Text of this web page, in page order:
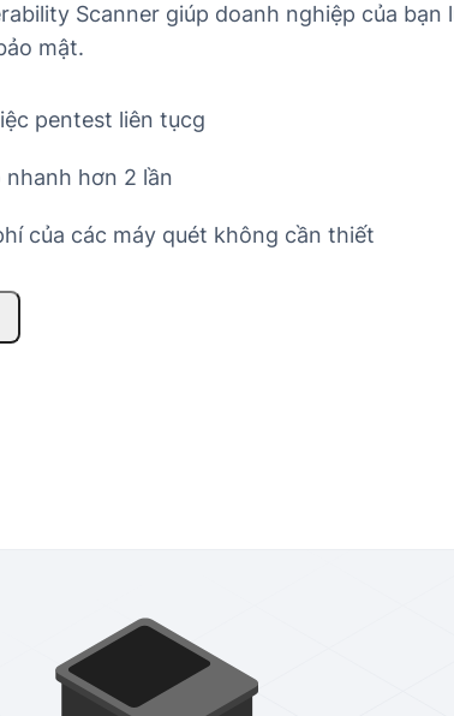
Scanner giúp doanh nghiệp của bạn
mật.
pentest liên tụcg
nhanh hơn 2 lần
của các máy quét không cần thiết